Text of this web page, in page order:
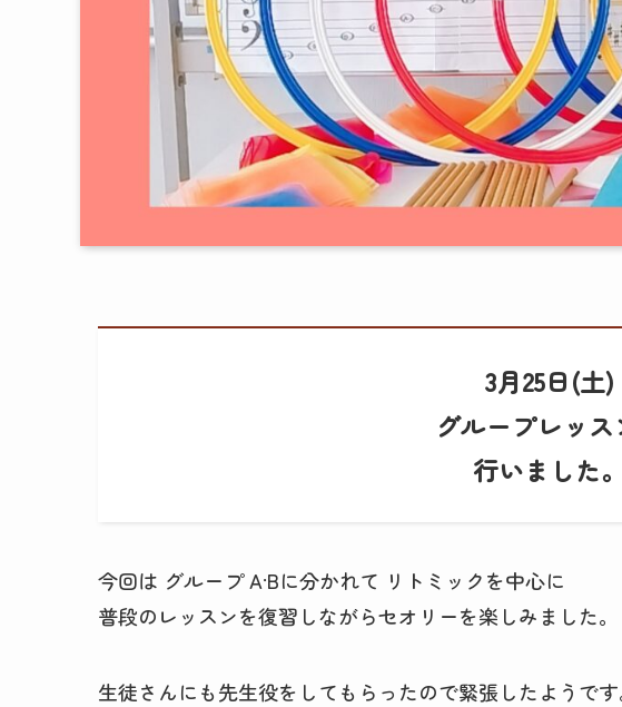
3月25日(土)
グループレッス
行いました。
今回は グループ A·Bに分かれて リトミックを中心に
普段のレッスンを復習しながらセオリーを楽しみました。
生徒さんにも先生役をしてもらったので緊張したようです